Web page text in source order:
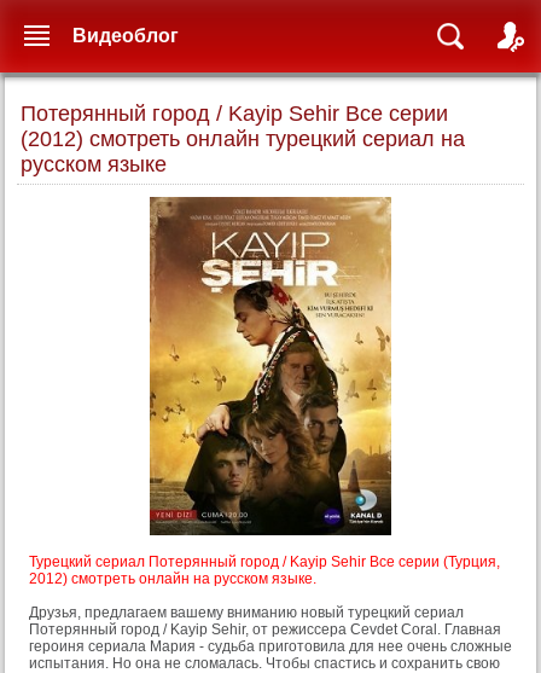
Потерянный город / Kayip Sehir Все серии
(2012) смотреть онлайн турецкий сериал на
русском языке
Турецкий сериал Потерянный город / Kayip Sehir Все серии (Турция,
2012) смотреть онлайн на русском языке.
Друзья, предлагаем вашему вниманию новый турецкий сериал
Потерянный город / Kayip Sehir, от режиссера Cevdet Coral. Главная
героиня сериала Мария - судьба приготовила для нее очень сложные
испытания. Но она не сломалась. Чтобы спастись и сохранить свою
Видеоблог